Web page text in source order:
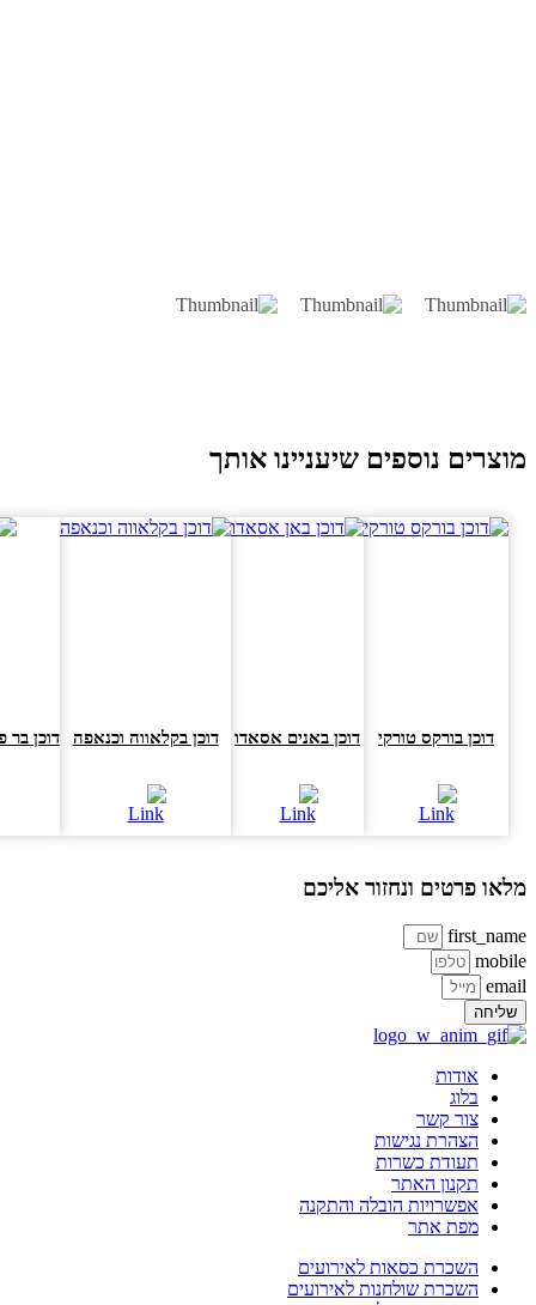
נוספים שיעניינו אותך
דוכן בורקס טורקי דוכן באנים אסאדו דוכן בקלאווה וכנאפה דוכן בר
פרטים ונחזור אליכם
שליחה
אודות
בלוג
צור קשר
הצהרת נגישות
תעודת כשרות
תקנון האתר
אפשרויות הובלה והתקנה
מפת אתר
השכרת כסאות לאירועים
השכרת שולחנות לאירועים